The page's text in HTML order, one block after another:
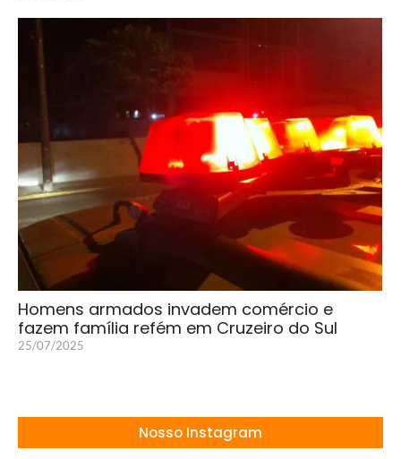
Homens armados invadem comércio e
fazem família refém em Cruzeiro do Sul
25/07/2025
Nosso Instagram